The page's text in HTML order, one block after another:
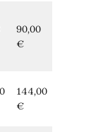
90,00
€
144,00
€